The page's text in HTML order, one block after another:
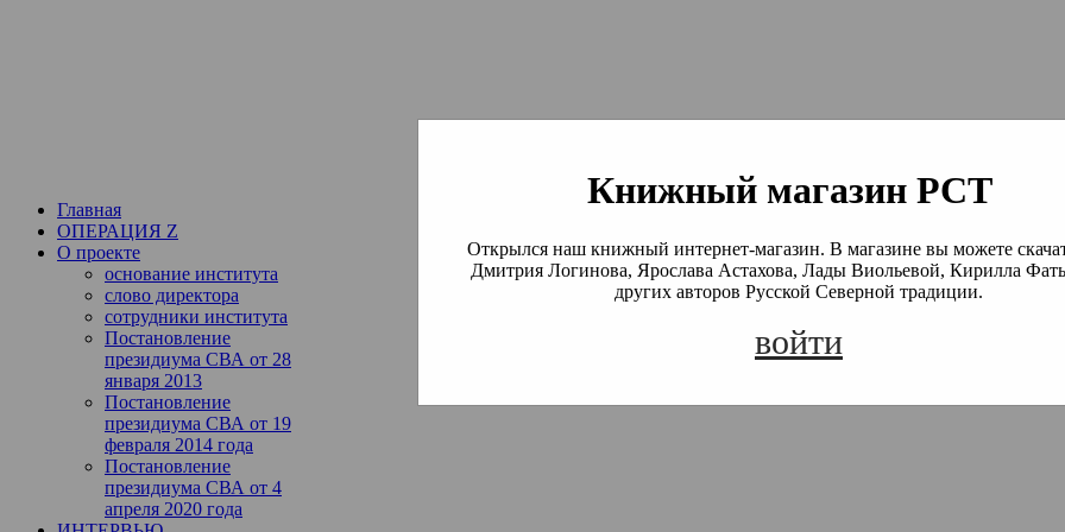
Книжный магазин РСТ
Открылся наш книжный интернет-магазин. В магазине вы можете
Дмитрия Логинова, Ярослава Астахова, Лады Виольевой, Кирилла
других авторов Русской Северной традиции.
войти
Институт богословия Русской Северной Традиции
Главная
ОПЕРАЦИЯ Z
О проекте
основание института
слово директора
сотрудники института
Постановление
президиума СВА от 28
января 2013
Постановление
президиума СВА от 19
февраля 2014 года
Постановление
президиума СВА от 4
апреля 2020 года